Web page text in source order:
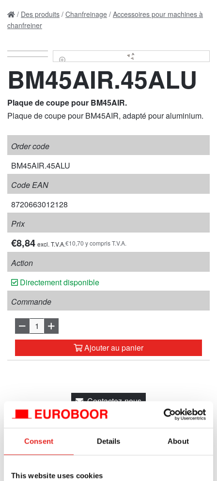
Consent Details About
This website uses cookies
Des produits Chanfreinage
Accessoires pour machines à
chanfreiner
BM45AIR.45ALU
Plaque de coupe pour BM45AIR.
Plaque de coupe pour BM45AIR, adapté pour aluminium.
Order code
BM45AIR.45ALU
Code EAN
8720663012128
Prix
€8,84 excl. T.V.A.€10,70 y compris T.V.A.
Action
Directement disponible
Commande
Ajouter au panier
Contactez-nous
Propriétés